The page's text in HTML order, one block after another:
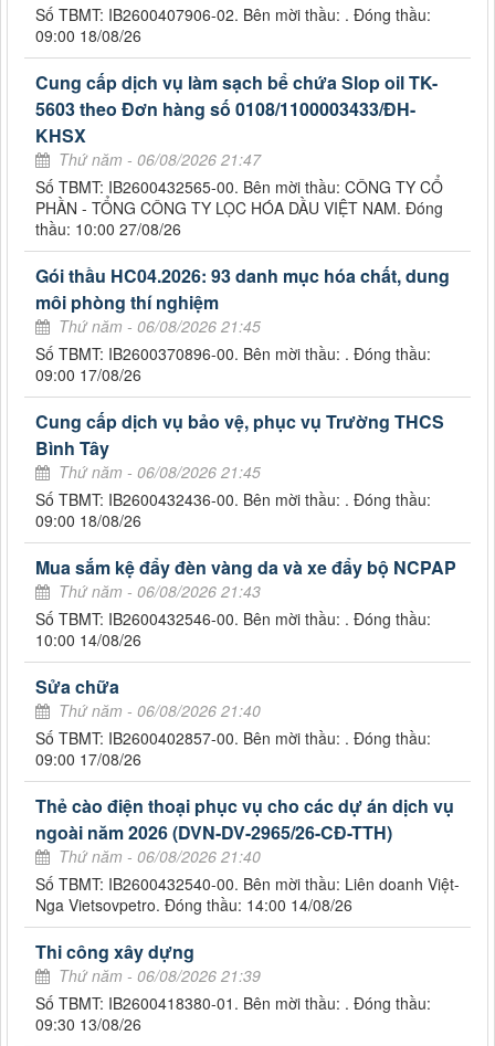
Số TBMT: IB2600407906-02. Bên mời thầu: . Đóng thầu:
09:00 18/08/26
Cung cấp dịch vụ làm sạch bể chứa Slop oil TK-
5603 theo Đơn hàng số 0108/1100003433/ĐH-
KHSX
Thứ năm - 06/08/2026 21:47
Số TBMT: IB2600432565-00. Bên mời thầu: CÔNG TY CỔ
PHẦN - TỔNG CÔNG TY LỌC HÓA DẦU VIỆT NAM. Đóng
thầu: 10:00 27/08/26
Gói thầu HC04.2026: 93 danh mục hóa chất, dung
môi phòng thí nghiệm
Thứ năm - 06/08/2026 21:45
Số TBMT: IB2600370896-00. Bên mời thầu: . Đóng thầu:
09:00 17/08/26
Cung cấp dịch vụ bảo vệ, phục vụ Trường THCS
Bình Tây
Thứ năm - 06/08/2026 21:45
Số TBMT: IB2600432436-00. Bên mời thầu: . Đóng thầu:
09:00 18/08/26
Mua sắm kệ đẩy đèn vàng da và xe đẩy bộ NCPAP
Thứ năm - 06/08/2026 21:43
Số TBMT: IB2600432546-00. Bên mời thầu: . Đóng thầu:
10:00 14/08/26
Sửa chữa
Thứ năm - 06/08/2026 21:40
Số TBMT: IB2600402857-00. Bên mời thầu: . Đóng thầu:
09:00 17/08/26
Thẻ cào điện thoại phục vụ cho các dự án dịch vụ
ngoài năm 2026 (DVN-DV-2965/26-CĐ-TTH)
Thứ năm - 06/08/2026 21:40
Số TBMT: IB2600432540-00. Bên mời thầu: Liên doanh Việt-
Nga Vietsovpetro. Đóng thầu: 14:00 14/08/26
Thi công xây dựng
Thứ năm - 06/08/2026 21:39
Số TBMT: IB2600418380-01. Bên mời thầu: . Đóng thầu:
09:30 13/08/26